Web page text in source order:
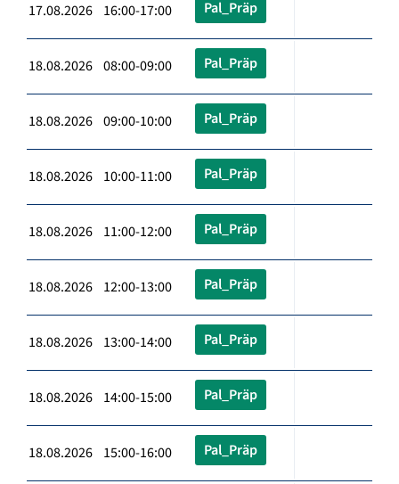
17.08.2026 16:00-17:00 Pal_Präp
18.08.2026 08:00-09:00 Pal_Präp
18.08.2026 09:00-10:00 Pal_Präp
18.08.2026 10:00-11:00 Pal_Präp
18.08.2026 11:00-12:00 Pal_Präp
18.08.2026 12:00-13:00 Pal_Präp
18.08.2026 13:00-14:00 Pal_Präp
18.08.2026 14:00-15:00 Pal_Präp
18.08.2026 15:00-16:00 Pal_Präp